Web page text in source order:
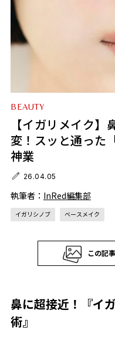
BEAUTY
【イガリメイク
変！スッと通った
神業
26.04.05
執筆者： InRed編集部
イガリシノブ ベースメイク
この記
鼻に超接近！『イ
術』